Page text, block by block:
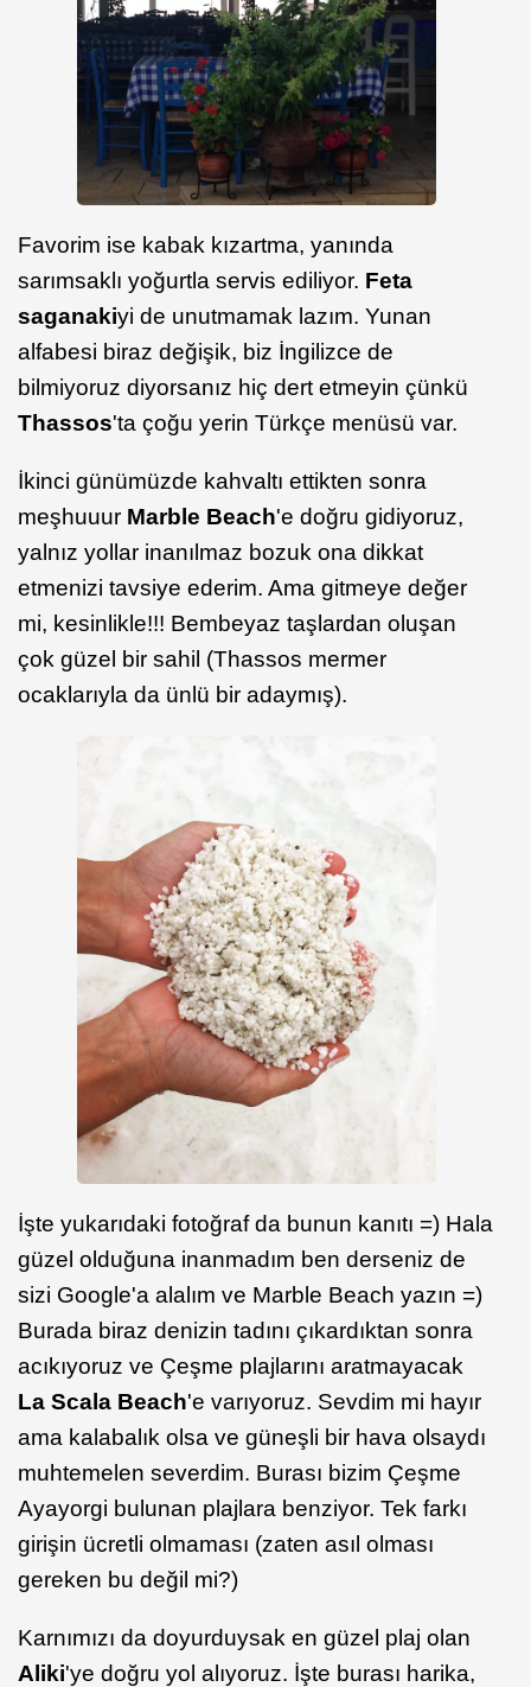
Favorim ise kabak kızartma, yanında
sarımsaklı yoğurtla servis ediliyor. Feta
saganakiyi de unutmamak lazım. Yunan
alfabesi biraz değişik, biz İngilizce de
bilmiyoruz diyorsanız hiç dert etmeyin çünkü
Thassos'ta çoğu yerin Türkçe menüsü var.
İkinci günümüzde kahvaltı ettikten sonra
meşhuuur Marble Beach'e doğru gidiyoruz,
yalnız yollar inanılmaz bozuk ona dikkat
etmenizi tavsiye ederim. Ama gitmeye değer
mi, kesinlikle!!! Bembeyaz taşlardan oluşan
çok güzel bir sahil (Thassos mermer
ocaklarıyla da ünlü bir adaymış).
İşte yukarıdaki fotoğraf da bunun kanıtı =) Hala
güzel olduğuna inanmadım ben derseniz de
sizi Google'a alalım ve Marble Beach yazın =)
Burada biraz denizin tadını çıkardıktan sonra
acıkıyoruz ve Çeşme plajlarını aratmayacak
La Scala Beach'e varıyoruz. Sevdim mi hayır
ama kalabalık olsa ve güneşli bir hava olsaydı
muhtemelen severdim. Burası bizim Çeşme
Ayayorgi bulunan plajlara benziyor. Tek farkı
girişin ücretli olmaması (zaten asıl olması
gereken bu değil mi?)
Karnımızı da doyurduysak en güzel plaj olan
Aliki'ye doğru yol alıyoruz. İşte burası harika,